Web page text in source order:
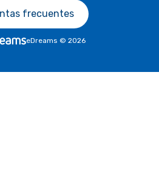
frecuentes
eDreams © 2026